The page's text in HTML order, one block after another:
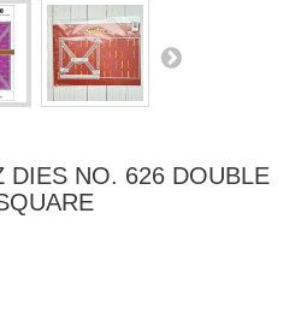
DIES NO. 626 DOUBLE